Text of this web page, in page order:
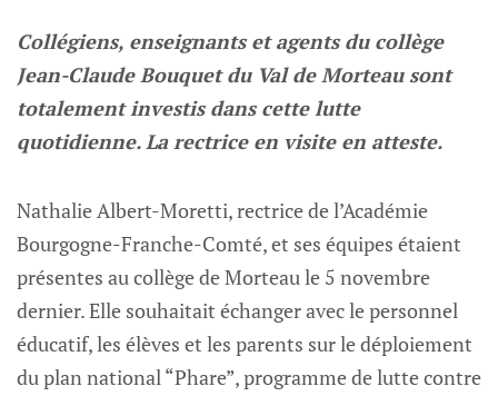
Collégiens, enseignants et agents du collège
Jean-Claude Bouquet du Val de Morteau sont
totalement investis dans cette lutte
quotidienne. La rectrice en visite en atteste.
Nathalie Albert-Moretti, rectrice de l’Académie
Bourgogne-Franche-Comté, et ses équipes étaient
présentes au collège de Morteau le 5 novembre
dernier. Elle souhaitait échanger avec le personnel
éducatif, les élèves et les parents sur le déploiement
du plan national “Phare”, programme de lutte contre